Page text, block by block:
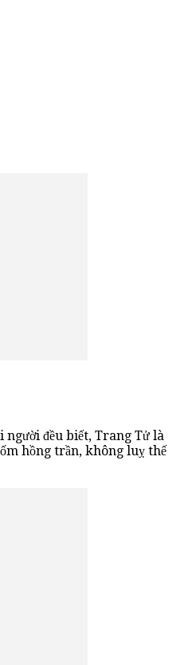
người đều biết, Trang Tử là
hồng trần, không luỵ thế